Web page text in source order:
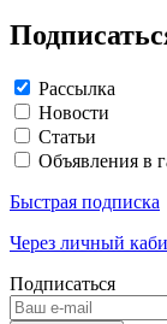
Рассылка
Новости
Статьи
Объявления в
Быстрая подписка
Через личный
Подписаться